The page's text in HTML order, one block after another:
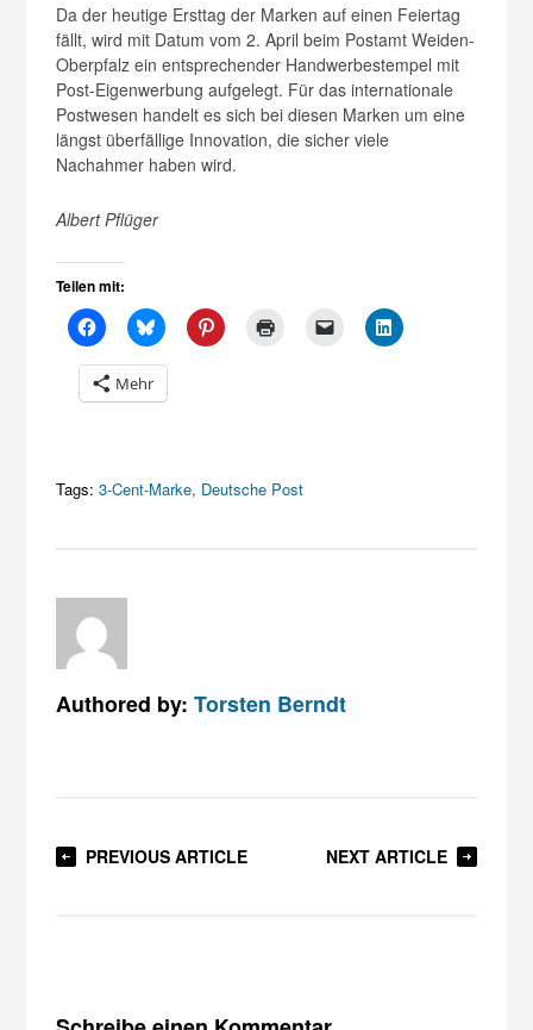
Da der heutige Ersttag der Marken auf einen Feiertag
fällt, wird mit Datum vom 2. April beim Postamt Weiden-
Oberpfalz ein entsprechender Handwerbestempel mit
Post-Eigenwerbung aufgelegt. Für das internationale
Postwesen handelt es sich bei diesen Marken um eine
längst überfällige Innovation, die sicher viele
Nachahmer haben wird.
Albert Pflüger
Teilen mit:
Mehr
Tags: 3-Cent-Marke, Deutsche Post
Authored by:Torsten Berndt
PREVIOUS ARTICLE NEXT ARTICLE